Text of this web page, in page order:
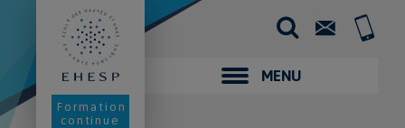
MENU
Contact+33
(0)2
Formation
continue